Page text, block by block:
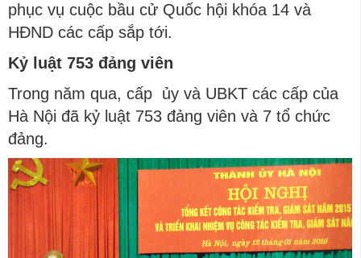
phục vụ cuộc bầu cử Quốc hội khóa 14 và
HĐND các cấp sắp tới.
Kỷ luật 753 đảng viên
Trong năm qua, cấp ủy và UBKT các cấp của
Hà Nội đã kỷ luật 753 đảng viên và 7 tổ chức
đảng.